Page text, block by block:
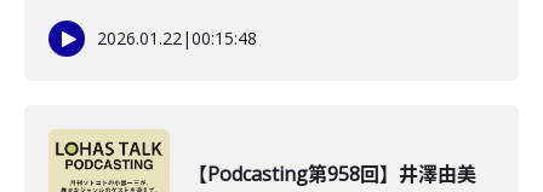
2026.01.22|00:15:48
【Podcasting第958回】井澤由美